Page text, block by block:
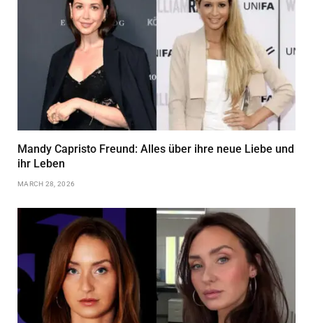
Mandy Capristo Freund: Alles über ihre neue Liebe und
ihr Leben
MARCH 28, 2026